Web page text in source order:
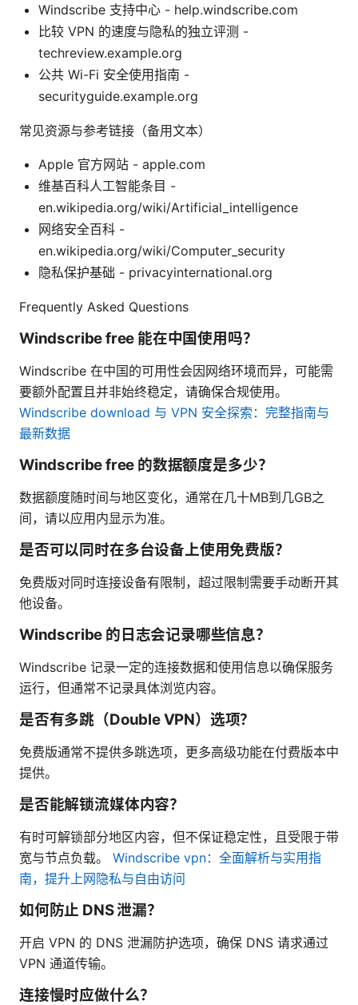
Windscribe 支持中心 - help.windscribe.com
比较 VPN 的速度与隐私的独立评测 -
techreview.example.org
公共 Wi-Fi 安全使用指南 -
securityguide.example.org
常见资源与参考链接（备用文本）
Apple 官方网站 - apple.com
维基百科人工智能条目 -
en.wikipedia.org/wiki/Artificial_intelligence
网络安全百科 -
en.wikipedia.org/wiki/Computer_security
隐私保护基础 - privacyinternational.org
Frequently Asked Questions
Windscribe free 能在中国使用吗？
Windscribe 在中国的可用性会因网络环境而异，可能需
要额外配置且并非始终稳定，请确保合规使用。
Windscribe download 与 VPN 安全探索：完整指南与
最新数据
Windscribe free 的数据额度是多少？
数据额度随时间与地区变化，通常在几十MB到几GB之
间，请以应用内显示为准。
是否可以同时在多台设备上使用免费版？
免费版对同时连接设备有限制，超过限制需要手动断开其
他设备。
Windscribe 的日志会记录哪些信息？
Windscribe 记录一定的连接数据和使用信息以确保服务
运行，但通常不记录具体浏览内容。
是否有多跳（Double VPN）选项？
免费版通常不提供多跳选项，更多高级功能在付费版本中
提供。
是否能解锁流媒体内容？
有时可解锁部分地区内容，但不保证稳定性，且受限于带
宽与节点负载。 Windscribe vpn：全面解析与实用指
南，提升上网隐私与自由访问
如何防止 DNS 泄漏？
开启 VPN 的 DNS 泄漏防护选项，确保 DNS 请求通过
VPN 通道传输。
连接慢时应做什么？